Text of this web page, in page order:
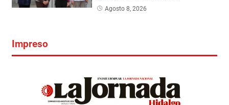
Agosto 8, 2026
Impreso